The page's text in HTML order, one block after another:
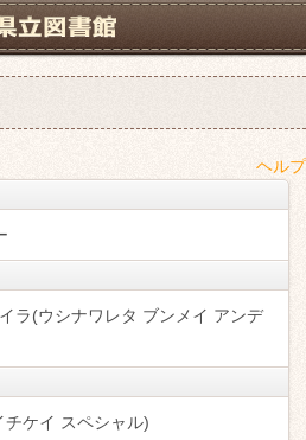
ヘルプ
ラ(ウシナワレタ ブンメイ アンデ
チケイ スペシャル)